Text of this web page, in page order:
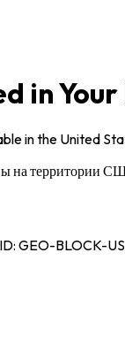
in
inthe United
на территории
GEO-BLOCK-US